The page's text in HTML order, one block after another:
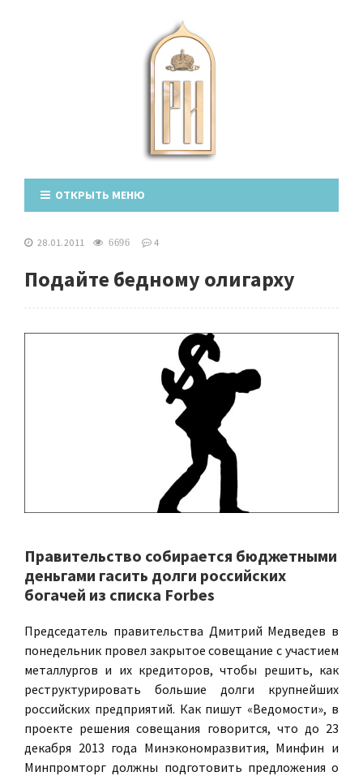
ОТКРЫТЬ МЕНЮ
28.01.2011 6696 4
Подайте бедному олигарху
Правительство собирается бюджетными
деньгами гасить долги российских
богачей из списка Forbes
Председатель правительства Дмитрий Медведев в
понедельник провел закрытое совещание с участием
металлургов и их кредиторов, чтобы решить, как
реструктурировать большие долги крупнейших
российских предприятий. Как пишут «Ведомости», в
проекте решения совещания говорится, что до 23
декабря 2013 года Минэкономразвития, Минфин и
Минпромторг должны подготовить предложения о